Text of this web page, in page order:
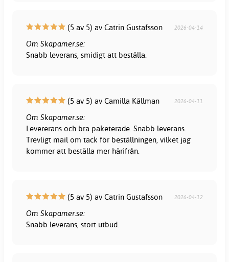
(5 av 5) av Catrin Gustafsson 2026-04-14
Om Skapamer.se:
Snabb leverans, smidigt att beställa.
(5 av 5) av Camilla Källman 2026-04-11
Om Skapamer.se:
Levererans och bra paketerade. Snabb leverans.
Trevligt mail om tack för beställningen, vilket jag
kommer att beställa mer härifrån.
(5 av 5) av Catrin Gustafsson 2026-04-12
Om Skapamer.se:
Snabb leverans, stort utbud.